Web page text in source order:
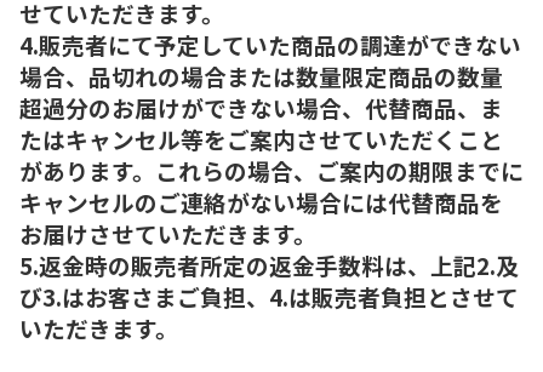
せていただきます。
4.販売者にて予定していた商品の調達ができない
場合、品切れの場合または数量限定商品の数量
超過分のお届けができない場合、代替商品、ま
たはキャンセル等をご案内させていただくこと
があります。これらの場合、ご案内の期限までに
キャンセルのご連絡がない場合には代替商品を
お届けさせていただきます。
5.返金時の販売者所定の返金手数料は、上記2.及
び3.はお客さまご負担、4.は販売者負担とさせて
いただきます。